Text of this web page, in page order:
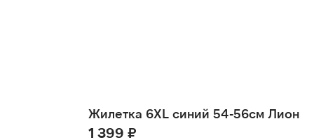
Жилетка 6XL синий 54-56см Лион
1 399 ₽